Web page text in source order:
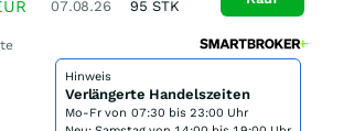
07.08.26 95 STK
Hinweis
Verlängerte Handelszeiten
Mo-Fr von 07:30 bis 23:00 Uhr